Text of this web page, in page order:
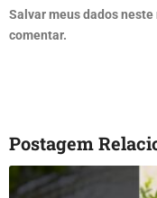
Salvar meus dados
comentar.
Postagem